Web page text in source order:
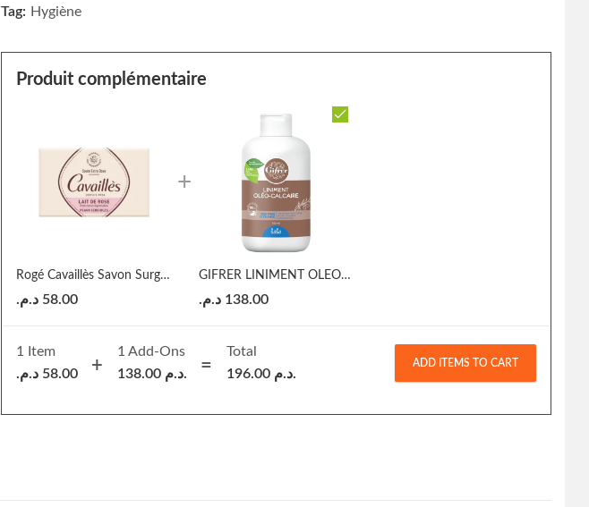
Tag: Hygiène
Produit complémentaire
Rogé Cavaillès Savon Surgras Extra-Doux Lait de Rose
58.00 د.م.
GIFRER LINIMENT OLEO-CALCAIRE
138.00 د.م.
1 Item
58.00 د.م.
1 Add-Ons
138.00
د.م.
Total
196.00
د.م.
ADD ITEMS TO CART